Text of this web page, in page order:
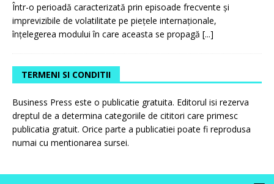
Într-o perioadă caracterizată prin episoade frecvente și
imprevizibile de volatilitate pe piețele internaționale,
înțelegerea modului în care aceasta se propagă [...]
TERMENI SI CONDITII
Business Press este o publicatie gratuita. Editorul isi rezerva
dreptul de a determina categoriile de cititori care primesc
publicatia gratuit. Orice parte a publicatiei poate fi reprodusa
numai cu mentionarea sursei.